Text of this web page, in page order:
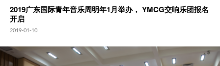
2019广东国际青年音乐周明年1月举办， YMCG交响乐团报名
开启
2019-01-10